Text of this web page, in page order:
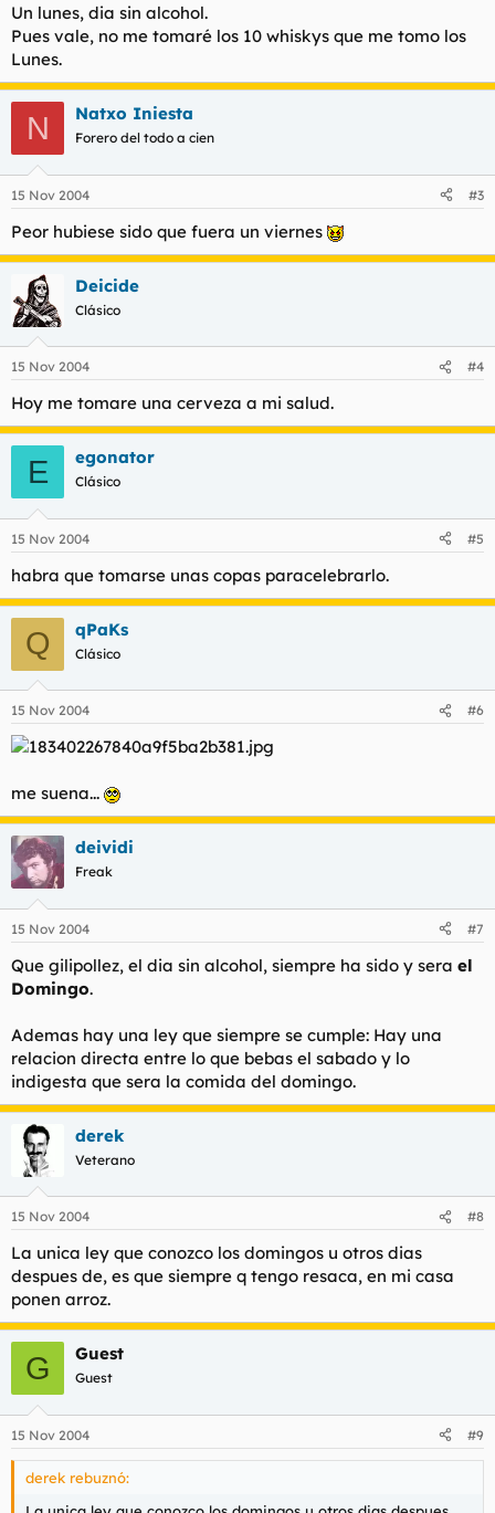
Un lunes, dia sin alcohol.
Pues vale, no me tomaré los 10 whiskys que me tomo los
Lunes.
N Natxo Iniesta
Forero del todo a cien
15 Nov 2004 #3
Peor hubiese sido que fuera un viernes
Deicide
Clásico
15 Nov 2004 #4
Hoy me tomare una cerveza a mi salud.
E egonator
Clásico
15 Nov 2004 #5
habra que tomarse unas copas paracelebrarlo.
Q qPaKs
Clásico
15 Nov 2004 #6
me suena...
deividi
Freak
15 Nov 2004 #7
Que gilipollez, el dia sin alcohol, siempre ha sido y sera el
Domingo.
Ademas hay una ley que siempre se cumple: Hay una
relacion directa entre lo que bebas el sabado y lo
indigesta que sera la comida del domingo.
derek
Veterano
15 Nov 2004 #8
La unica ley que conozco los domingos u otros dias
despues de, es que siempre q tengo resaca, en mi casa
ponen arroz.
G Guest
Guest
15 Nov 2004 #9
derek rebuznó: